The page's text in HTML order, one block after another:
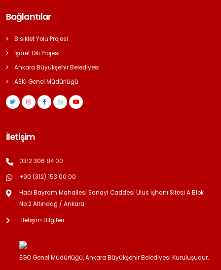
Bağlantılar
Bisiklet Yolu Projesi
İşaret Dili Projesi
Ankara Büyükşehir Belediyesi
ASKİ Genel Müdürlüğü
İletişim
0312 306 84 00
+90 (312) 153 00 00
Hacı Bayram Mahallesi Sanayi Caddesi Ulus İşhanı Sitesi A Blok
No:2 Altındağ / Ankara
İletişim Bilgileri
EGO Genel Müdürlüğü, Ankara Büyükşehir Belediyesi Kuruluşudur.